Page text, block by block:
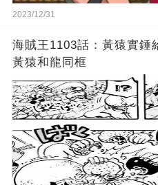
2023/12/31
海賊王1103話：黃猿實錘
黃猿和龍同框